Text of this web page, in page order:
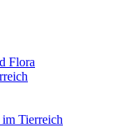
Flora
im Tierreich